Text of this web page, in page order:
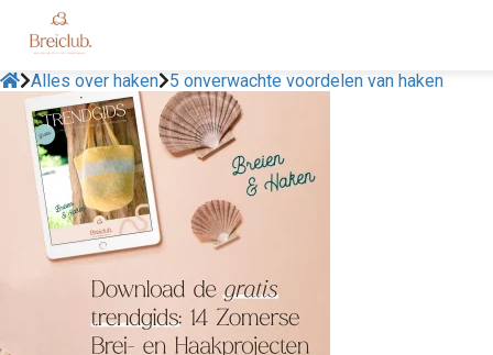
Alles over haken 5 onverwachte voordelen van haken